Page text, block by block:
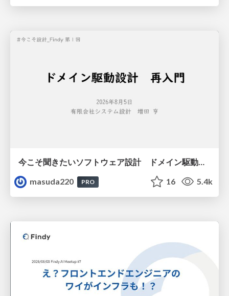
今こそ聞きたいソフトウェア設計 ドメイン駆動設計再入門
masuda220
PRO 16 5.4k